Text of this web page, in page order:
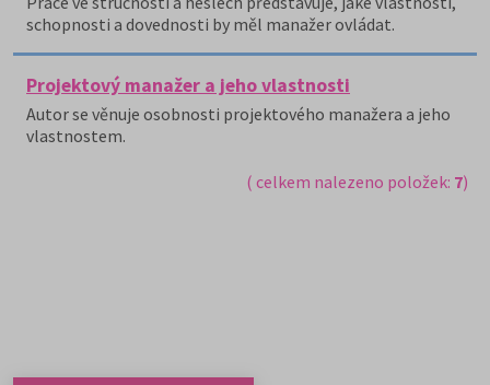
schopnosti a dovednosti by měl manažer ovládat.
Projektový manažer a jeho vlastnosti
Autor se věnuje osobnosti projektového manažera a jeho
vlastnostem.
( celkem nalezeno položek: 7)